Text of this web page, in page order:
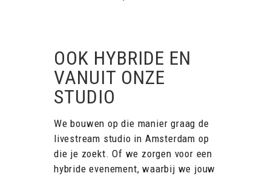
OOK HYBRIDE EN
VANUIT ONZE
STUDIO
We bouwen op die manier graag de
livestream studio in Amsterdam op
die je zoekt. Of we zorgen voor een
hybride evenement, waarbij we jouw